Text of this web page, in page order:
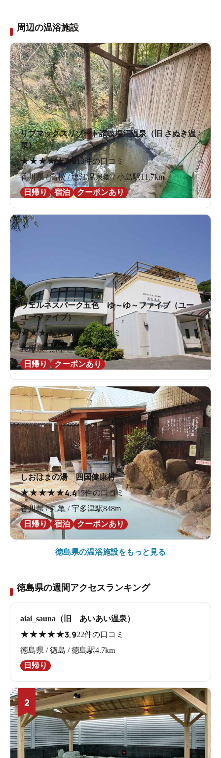
周辺の温浴施設
リブマックスリゾート讃岐塩江温泉（旧 さぬき温
泉）
★★★★★3.613件の口コミ
香川県 / 高松 / 塩江温泉郷 / 小島駅11.7km
日帰り
宿泊 クーポンあり
ウェルネスパーク五色 ゆ～ゆ～ファイブ（ユー
ユーファイブ）
★★★★★3.113件の口コミ
兵庫県 / 洲本 /
日帰り
クーポンあり
しおはまの湯 四国健康村
★★★★★4.415件の口コミ
香川県 / 丸亀 / 宇多津駅848m
日帰り
宿泊 クーポンあり
徳島県の温浴施設をもっと見る
徳島県の週間アクセスランキング
aiai_sauna（旧 あいあい温泉）
★★★★★3.922件の口コミ
徳島県 / 徳島 / 徳島駅4.7km
日帰り
2